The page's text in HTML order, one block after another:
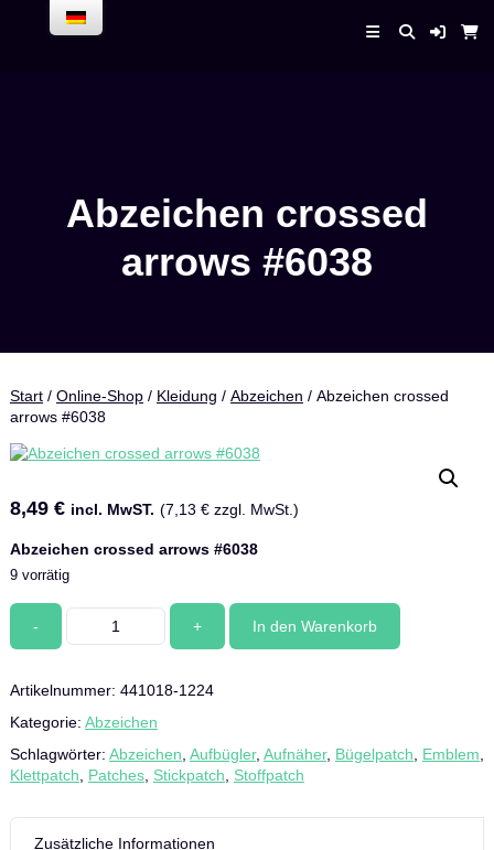
Abzeichen crossed
arrows #6038
Start/ Online-Shop/ Kleidung / Abzeichen / Abzeichen crossed
arrows #6038
8,49 € incl. MwST. (7,13 €zzgl. MwSt.)
Abzeichen crossed arrows #6038
9 vorrätig
Abzeichen
crossed
Menge
In den Warenkorb
Artikelnummer: 441018-1224
Kategorie: Abzeichen
Schlagwörter: Abzeichen Aufbügler, Aufnäher, Bügelpatch Emblem
Klettpatch
Patches, Stickpatch Stoffpatch
Zusätzliche Informationen